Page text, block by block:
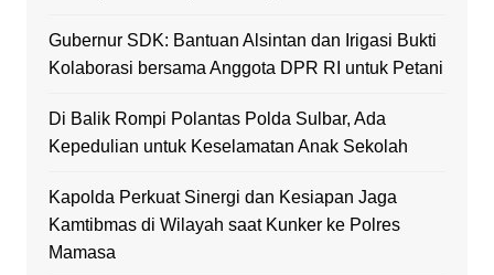
Gubernur SDK: Bantuan Alsintan dan Irigasi Bukti
Kolaborasi bersama Anggota DPR RI untuk Petani
Di Balik Rompi Polantas Polda Sulbar, Ada
Kepedulian untuk Keselamatan Anak Sekolah
Kapolda Perkuat Sinergi dan Kesiapan Jaga
Kamtibmas di Wilayah saat Kunker ke Polres
Mamasa